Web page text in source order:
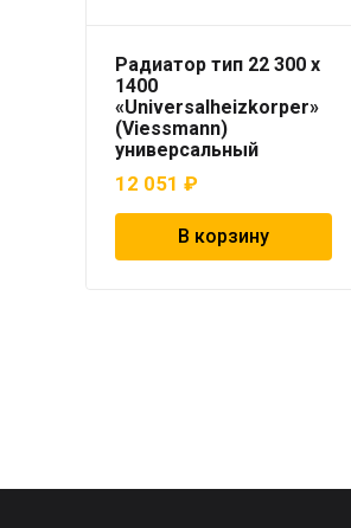
Радиатор тип 22 300 x
1400
«Universalheizkorper»
(Viessmann)
универсальный
12 051 ₽
В корзину